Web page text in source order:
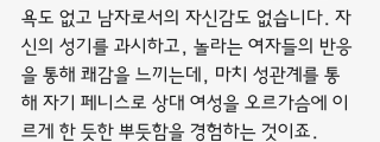
욕도 없고 남자로서의 자신감도 없습니다. 자
신의 성기를 과시하고, 놀라는 여자들의 반응
을 통해 쾌감을 느끼는데, 마치 성관계를 통
해 자기 페니스로 상대 여성을 오르가슴에 이
르게 한 듯한 뿌듯함을 경험하는 것이죠.